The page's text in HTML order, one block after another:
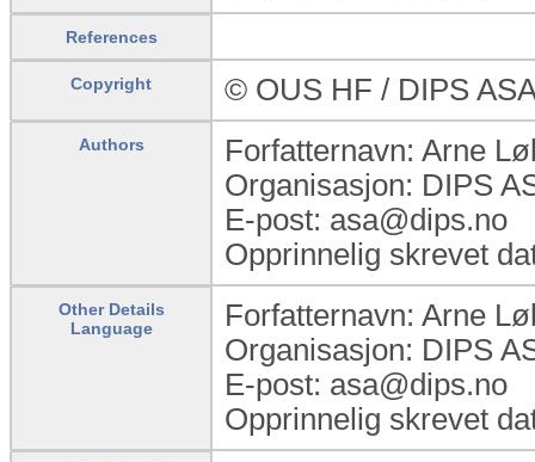
References
Copyright © OUS HF / DIPS
Authors
Forfatternavn: Arne
Organisasjon: DIPS
E-post: asa@dips.no
Opprinnelig skrevet
Other Details
Language
Forfatternavn: Arne
Organisasjon: DIPS
E-post: asa@dips.no
Opprinnelig skrevet